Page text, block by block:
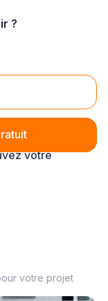
?
votre
votre projet